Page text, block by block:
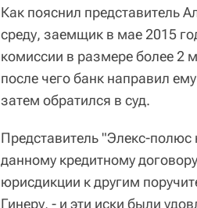
Как пояснил представитель
среду, заемщик в мае 2015
комиссии в размере более 2
после чего банк направил
затем обратился в суд.
Представитель "Элекс-полюс
данному кредитному
юрисдикции к другим
Гинеру, - и эти иски были